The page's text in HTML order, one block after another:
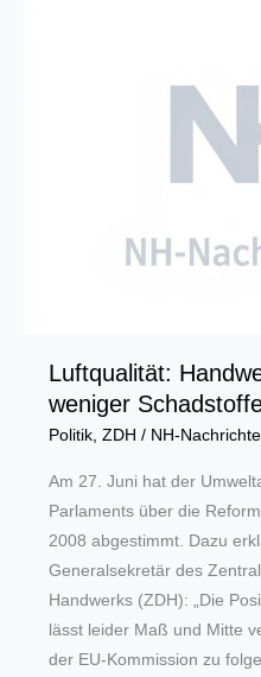
Luftqualität:
weniger
Politik, ZDH / NH-
Am 27. Juni hat der
Parlaments über die
2008 abgestimmt. Dazu
Generalsekretär des
Handwerks (ZDH): „Die
lässt leider Maß und Mitte
der EU-Kommission zu